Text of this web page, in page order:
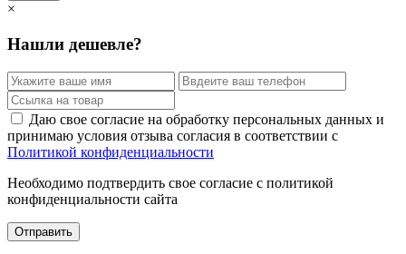
×
Нашли дешевле?
Даю свое согласие на обработку персональных данных и
принимаю условия отзыва согласия в соответствии с
Политикой конфиденциальности
Необходимо подтвердить свое согласие с политикой
конфиденциальности сайта
Отправить